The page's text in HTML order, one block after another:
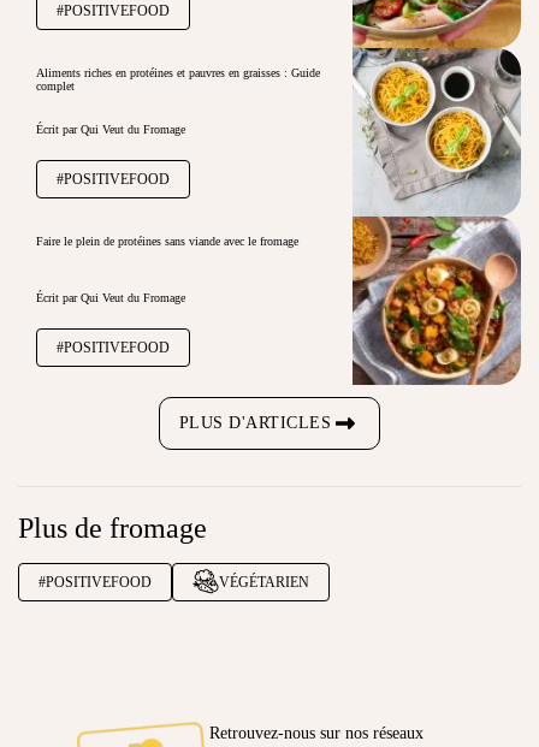
#POSITIVEFOOD
Aliments riches en protéines et pauvres en graisses : Guide
complet
Écrit par Qui Veut du Fromage
#POSITIVEFOOD
Faire le plein de protéines sans viande avec le fromage
Écrit par Qui Veut du Fromage
#POSITIVEFOOD
PLUS D'ARTICLES
Plus de fromage
#POSITIVEFOOD VÉGÉTARIEN
Retrouvez-nous sur nos réseaux